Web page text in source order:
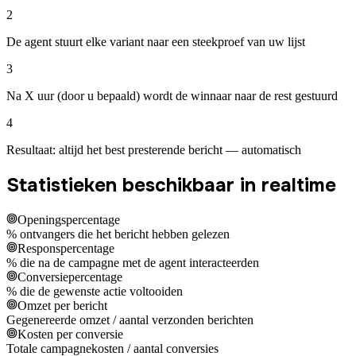
2
De agent stuurt elke variant naar een steekproef van uw lijst
3
Na X uur (door u bepaald) wordt de winnaar naar de rest gestuurd
4
Resultaat: altijd het best presterende bericht — automatisch
Statistieken beschikbaar in realtime
Openingspercentage
% ontvangers die het bericht hebben gelezen
Responspercentage
% die na de campagne met de agent interacteerden
Conversiepercentage
% die de gewenste actie voltooiden
Omzet per bericht
Gegenereerde omzet / aantal verzonden berichten
Kosten per conversie
Totale campagnekosten / aantal conversies